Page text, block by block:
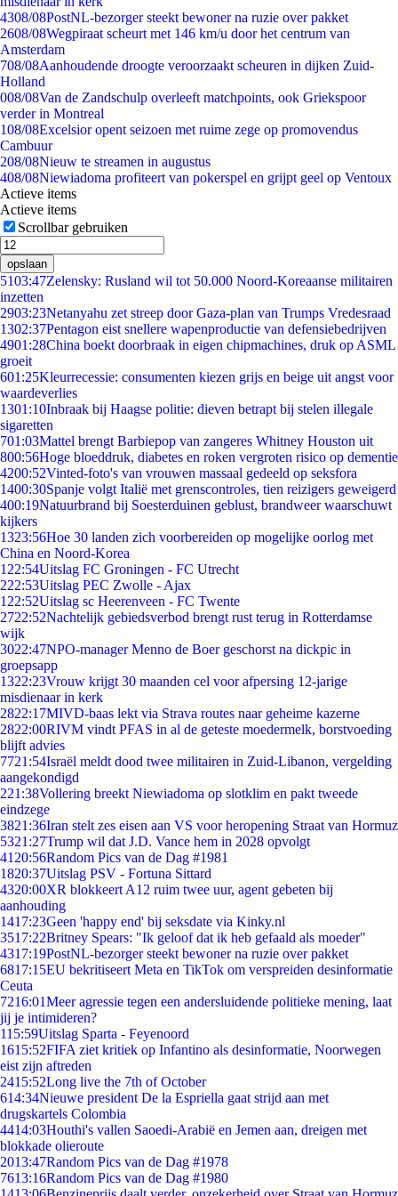
4308/08PostNL-bezorger steekt bewoner na ruzie over pakket
2608/08Wegpiraat scheurt met 146 km/u door het centrum van
Amsterdam
708/08Aanhoudende droogte veroorzaakt scheuren in dijken Zuid-
Holland
008/08Van de Zandschulp overleeft matchpoints, ook Griekspoor
verder in Montreal
108/08Excelsior opent seizoen met ruime zege op promovendus
Cambuur
208/08Nieuw te streamen in augustus
408/08Niewiadoma profiteert van pokerspel en grijpt geel op Ventoux
Actieve items
Actieve items
Scrollbar gebruiken
opslaan
5103:47Zelensky: Rusland wil tot 50.000 Noord-Koreaanse militairen
inzetten
2903:23Netanyahu zet streep door Gaza-plan van Trumps Vredesraad
1302:37Pentagon eist snellere wapenproductie van defensiebedrijven
4901:28China boekt doorbraak in eigen chipmachines, druk op ASML
groeit
601:25Kleurrecessie: consumenten kiezen grijs en beige uit angst voor
waardeverlies
1301:10Inbraak bij Haagse politie: dieven betrapt bij stelen illegale
sigaretten
701:03Mattel brengt Barbiepop van zangeres Whitney Houston uit
800:56Hoge bloeddruk, diabetes en roken vergroten risico op dementie
4200:52Vinted-foto's van vrouwen massaal gedeeld op seksfora
1400:30Spanje volgt Italië met grenscontroles, tien reizigers geweigerd
400:19Natuurbrand bij Soesterduinen geblust, brandweer waarschuwt
kijkers
1323:56Hoe 30 landen zich voorbereiden op mogelijke oorlog met
China en Noord-Korea
1 22:54Uitslag FC Groningen - FC Utrecht
222:53Uitslag PEC Zwolle - Ajax
1 22:52Uitslag sc Heerenveen - FC Twente
2722:52Nachtelijk gebiedsverbod brengt rust terug in Rotterdamse
wijk
3022:47NPO-manager Menno de Boer geschorst na dickpic in
groepsapp
1322:23Vrouw krijgt 30 maanden cel voor afpersing 12-jarige
misdienaar in kerk
2822:17MIVD-baas lekt via Strava routes naar geheime kazerne
2822:00RIVM vindt PFAS in al de geteste moedermelk, borstvoeding
blijft advies
7721:54Israël meldt dood twee militairen in Zuid-Libanon, vergelding
aangekondigd
221:38Vollering breekt Niewiadoma op slotklim en pakt tweede
eindzege
3821:36Iran stelt zes eisen aan VS voor heropening Straat van Hormuz
5321:27Trump wil dat J.D. Vance hem in 2028 opvolgt
41 20:56Random Pics van de Dag #1981
1820:37Uitslag PSV - Fortuna Sittard
4320:00XR blokkeert A12 ruim twee uur, agent gebeten bij
aanhouding
1417:23Geen 'happy end' bij seksdate via Kinky.nl
3517:22Britney Spears: "Ik geloof dat ik heb gefaald als moeder"
4317:19PostNL-bezorger steekt bewoner na ruzie over pakket
6817:15EU bekritiseert Meta en TikTok om verspreiden desinformatie
Ceuta
7216:01Meer agressie tegen een andersluidende politieke mening, laat
jij je intimideren?
115:59Uitslag Sparta - Feyenoord
1615:52FIFA ziet kritiek op Infantino als desinformatie, Noorwegen
eist zijn aftreden
2415:52Long live the 7th of October
614:34Nieuwe president De la Espriella gaat strijd aan met
drugskartels Colombia
4414:03Houthi's vallen Saoedi-Arabië en Jemen aan, dreigen met
blokkade olieroute
2013:47Random Pics van de Dag #1978
7613:16Random Pics van de Dag #1980